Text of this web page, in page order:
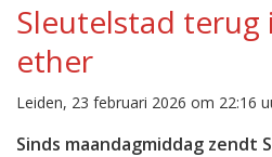
Sleutelstad terug
ether
Leiden, 23 februari 2026 om 22:16
Sinds maandagmiddag zendt